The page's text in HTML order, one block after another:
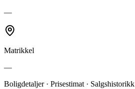
—
Matrikkel
—
Boligdetaljer · Prisestimat · Salgshistorikk